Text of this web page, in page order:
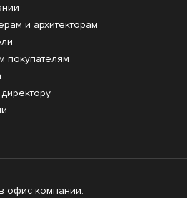
и архитекторам
покупателям
офис компании.